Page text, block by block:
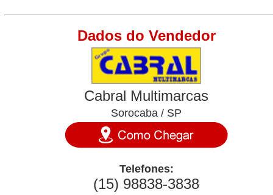
Dados do Vendedor
Cabral Multimarcas
Sorocaba / SP
Telefones:
(15) 98838-3838